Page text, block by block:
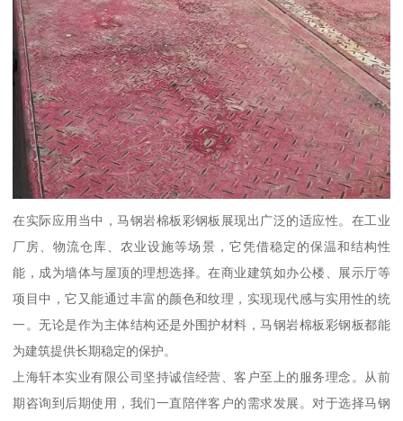
在实际应用当中，马钢岩棉板彩钢板展现出广泛的适应性。在工业
厂房、物流仓库、农业设施等场景，它凭借稳定的保温和结构性
能，成为墙体与屋顶的理想选择。在商业建筑如办公楼、展示厅等
项目中，它又能通过丰富的颜色和纹理，实现现代感与实用性的统
一。无论是作为主体结构还是外围护材料，马钢岩棉板彩钢板都能
为建筑提供长期稳定的保护。
上海轩本实业有限公司坚持诚信经营、客户至上的服务理念。从前
期咨询到后期使用，我们一直陪伴客户的需求发展。对于选择马钢